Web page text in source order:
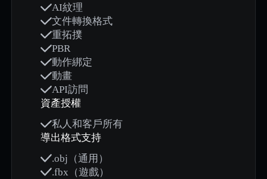
AI紋理
文件轉換格式
重拓撲
PBR
動作綁定
動畫
API訪問
資產授權
私人和客戶所有
導出格式支持
.obj（通用）
.fbx（遊戲）